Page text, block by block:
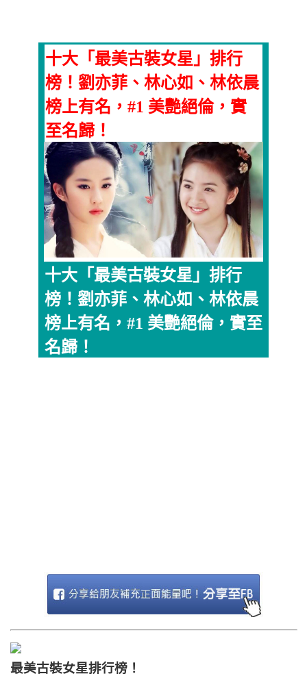
十大「最美古裝女星」排行
榜！劉亦菲、林心如、林依晨
榜上有名，#1 美艷絕倫，實
至名歸！
十大「最美古裝女星」排行
榜！劉亦菲、林心如、林依晨
榜上有名，#1 美艷絕倫，實至
名歸！
最美古裝女星排行榜！